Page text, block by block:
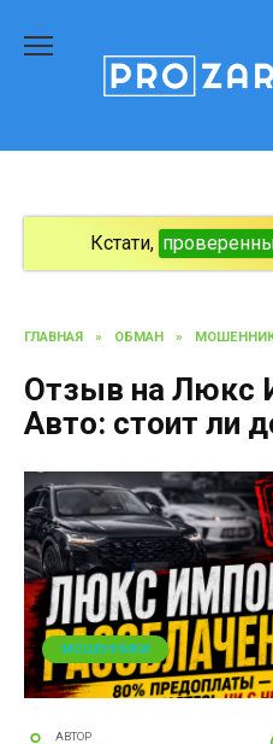
содержанию
Кстати,
ГЛАВНАЯ » ОБМАН »
Отзыв на Люкс
Авто: стоит ли
МОШЕННИКИ
АВТОР